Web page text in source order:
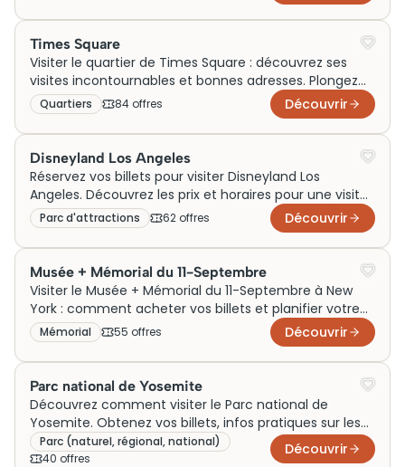
Times Square
Visiter le quartier de Times Square : découvrez ses
visites incontournables et bonnes adresses. Plongez
au cœur de New York !
Quartiers 84 offres Découvrir
Disneyland Los Angeles
Réservez vos billets pour visiter Disneyland Los
Angeles. Découvrez les prix et horaires pour une visite
magique et inoubliable!
Parc d'attractions 62 offres Découvrir
Musée + Mémorial du 11-Septembre
Visiter le Musée + Mémorial du 11-Septembre à New
York : comment acheter vos billets et planifier votre
visite. Prix et horaires indiqués.
Mémorial 55 offres Découvrir
Parc national de Yosemite
Découvrez comment visiter le Parc national de
Yosemite. Obtenez vos billets, infos pratiques sur les
visites, prix et horaires.
Parc (naturel, régional, national)
40 offres
Découvrir